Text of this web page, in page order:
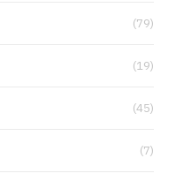
(79)
(19)
(45)
(7)